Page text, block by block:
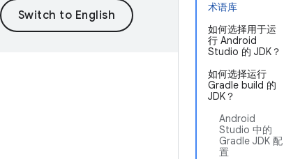
术语库
如何选择用于运
行 Android
Studio 的 JDK？
如何选择运行
Gradle build 的
JDK？
Android
Studio 中的
Gradle JDK 配
置